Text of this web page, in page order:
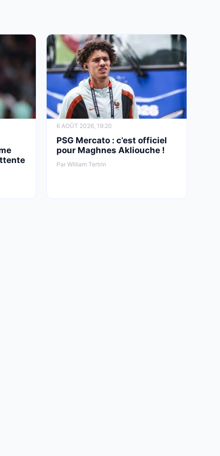
6 AOÛT 2026, 19:20
PSG Mercato : c’est officiel
pour Maghnes Akliouche !
Par William Tertrin